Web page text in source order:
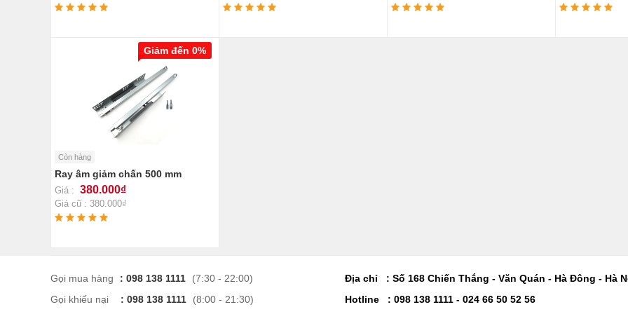
Còn hàng
Ray âm giảm chấn 500 mm
Giá : 380.000₫
Giá cũ : 380.000₫
Giảm đến 0%
Gọi mua hàng : 098 138 1111
(7:30 - 22:00)
Gọi khiếu nại
: 098 138 1111 (8:00 - 21:30)
Địa chỉ : Số 168 Chiến Thắng - Văn Quán - Hà Đông - Hà
Hotline : 098 138 1111 - 024 66 50 52 56